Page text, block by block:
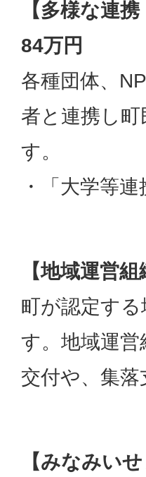
【多様な連
84万円
各種団体、
者と連携し
す。
・「大学等
【地域運営
町が認定す
す。地域運
交付や、集
【みなみい